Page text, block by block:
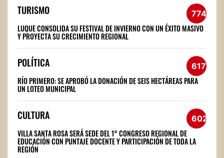
TURISMO 774
LUQUE CONSOLIDA SU FESTIVAL DE INVIERNO CON UN ÉXITO MASIVO
Y PROYECTA SU CRECIMIENTO REGIONAL
POLÍTICA 617
RÍO PRIMERO: SE APROBÓ LA DONACIÓN DE SEIS HECTÁREAS PARA
UN LOTEO MUNICIPAL
CULTURA 602
VILLA SANTA ROSA SERÁ SEDE DEL 1° CONGRESO REGIONAL DE
EDUCACIÓN CON PUNTAJE DOCENTE Y PARTICIPACIÓN DE TODA LA
REGIÓN